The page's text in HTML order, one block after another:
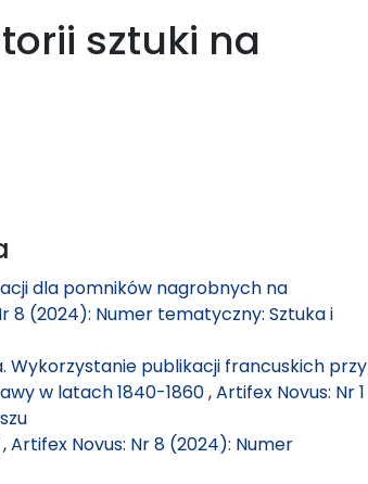
sztuki na
dla pomników nagrobnych na
8 (2024): Numer tematyczny: Sztuka i
Wykorzystanie publikacji francuskich przy
w latach 1840-1860,Artifex Novus: Nr 1
,Artifex Novus: Nr 8 (2024): Numer